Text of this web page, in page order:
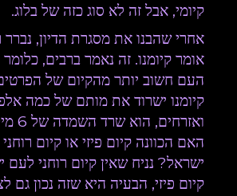
קיומי, אבל זה לא סוג כזה של בלוג.
אחרי שהבנו את מסגרת הדיון,
אומר קיומנו. זה נאמר ברבים,
העם חשוב יותר מהקיום של
קיומנו ישרוד את מותם של כמה
האם הכוונה קיום פיזי או קיום
ישראל? נניח שאין קיום רוחני
קיום פיזי, הבעיה היא שזה נכון גם